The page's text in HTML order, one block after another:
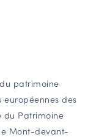
»
patrimoine
européennes des
du Patrimoine
Mont-devant-